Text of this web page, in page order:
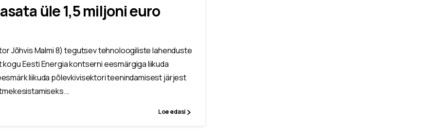
üle 1,5 miljoni euro
Jõhvis Malmi 8) tegutsev tehnoloogiliste lahenduste
Eesti Energia kontserni eesmärgiga liikuda
liikuda põlevkivisektori teenindamisest järjest
Loe edasi